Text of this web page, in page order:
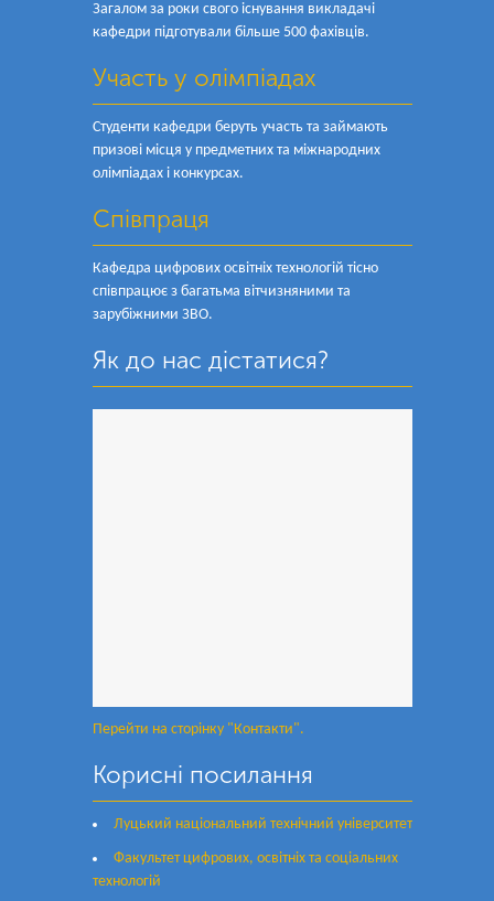
Загалом за роки свого існування викладачі
кафедри підготували більше 500 фахівців.
Участь у олімпіадах
Студенти кафедри беруть участь та займають
призові місця у предметних та міжнародних
олімпіадах і конкурсах.
Співпраця
Кафедра цифрових освітніх технологій тісно
співпрацює з багатьма вітчизняними та
зарубіжними ЗВО.
Як до нас дістатися?
Перейти на сторінку "Контакти".
Корисні посилання
Луцький національний технічний університет
Факультет цифрових, освітніх та соціальних
технологій